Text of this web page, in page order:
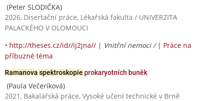
(Peter SLODIČKA)
2026, Disertační práce, Lékařská fakulta / UNIVERZITA
PALACKÉHO V OLOMOUCI
• http://theses.cz/id//ij2jna// | Vnitřní nemoci / | Práce na
příbuzné téma
Ramanova spektroskopie prokaryotních buněk
(Paula Večeríková)
2021, Bakalářská práce, Vysoké učení technické v Brně